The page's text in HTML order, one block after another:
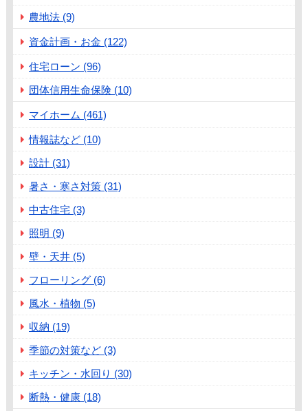
農地法 (9)
資金計画・お金 (122)
住宅ローン (96)
団体信用生命保険 (10)
マイホーム (461)
情報誌など (10)
設計 (31)
暑さ・寒さ対策 (31)
中古住宅 (3)
照明 (9)
壁・天井 (5)
フローリング (6)
風水・植物 (5)
収納 (19)
季節の対策など (3)
キッチン・水回り (30)
断熱・健康 (18)